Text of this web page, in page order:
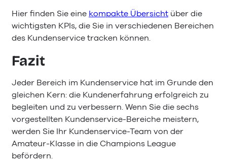
Hier finden Sie einekompakte Übersicht über die
wichtigsten KPIs, die Sie in verschiedenen Bereichen
des Kundenservice tracken können.
Fazit
Jeder Bereich im Kundenservice hat im Grunde den
gleichen Kern: die Kundenerfahrung erfolgreich zu
begleiten und zu verbessern. Wenn Sie die sechs
vorgestellten Kundenservice-Bereiche meistern,
werden Sie Ihr Kundenservice-Team von der
Amateur-Klasse in die Champions League
befördern.